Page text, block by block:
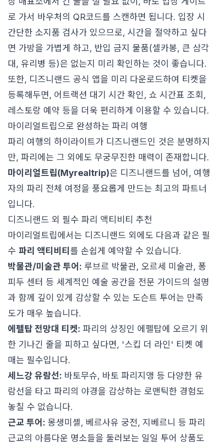
로 가서 바우처의 QR코드를 스캔하면 됩니다. 입장 시
간단한 소지품 검사가 있으므로, 시간을 절약하고 싶다
면 가방을 가볍게 하고, 반입 금지 물품(셀카봉, 큰 삼각
대, 유리병 등)은 없는지 미리 확인하는 것이 좋습니다.
또한, 디즈니랜드 공식 앱을 미리 다운로드하여 티켓을
등록해두면, 어트랙션 대기 시간 확인, 쇼 시간표 조회,
레스토랑 예약 등을 더욱 편리하게 이용할 수 있습니다.
마이리얼트립으로 완성하는 파리 여행
파리 여행의 하이라이트가 디즈니랜드인 것은 분명하지
만, 파리에는 그 외에도 무궁무진한 매력이 존재합니다.
마이리얼트립(Myrealtrip)은 디즈니랜드를 넘어, 여행
자의 파리 전체 여정을 풍요롭게 만드는 최고의 파트너
입니다.
디즈니랜드 외 필수 파리 액티비티 추천
마이리얼트립에서는 디즈니랜드 외에도 다음과 같은 필
수 파리 액티비티 를 손쉽게 예약할 수 있습니다.
박물관/미술관 투어: 루브르 박물관, 오르세 미술관, 퐁
피두 센터 등 세계적인 예술 공간을 전문 가이드의 설명
과 함께 깊이 있게 감상할 수 있는 도슨트 투어는 만족
도가 매우 높습니다.
에펠탑 전망대 티켓: 파리의 상징인 에펠탑에 오르기 위
한 기나긴 줄을 피하고 싶다면, '스킵 더 라인' 티켓 예
매는 필수입니다.
세느강 유람선: 바토무슈, 바토 파리지앵 등 다양한 유
람선을 타고 파리의 야경을 감상하는 로맨틱한 경험도
놓칠 수 없습니다.
근교 투어: 몽생미셸, 베르사유 궁전, 지베르니 등 파리
근교의 아름다운 명소들을 둘러보는 일일 투어 상품도